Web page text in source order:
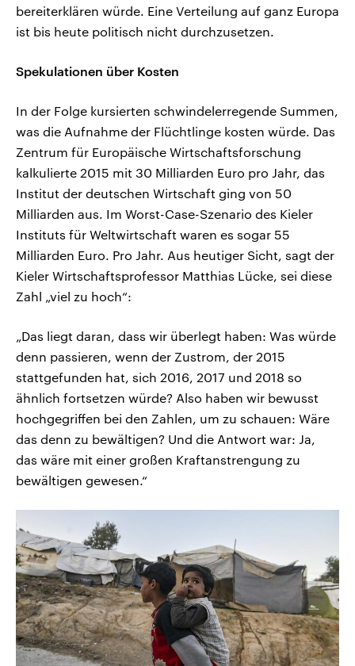
bereiterklären würde. Eine Verteilung auf ganz Europa
ist bis heute politisch nicht durchzusetzen.
Spekulationen über Kosten
In der Folge kursierten schwindelerregende Summen,
was die Aufnahme der Flüchtlinge kosten würde. Das
Zentrum für Europäische Wirtschaftsforschung
kalkulierte 2015 mit 30 Milliarden Euro pro Jahr, das
Institut der deutschen Wirtschaft ging von 50
Milliarden aus. Im Worst-Case-Szenario des Kieler
Instituts für Weltwirtschaft waren es sogar 55
Milliarden Euro. Pro Jahr. Aus heutiger Sicht, sagt der
Kieler Wirtschaftsprofessor Matthias Lücke, sei diese
Zahl „viel zu hoch“:
„Das liegt daran, dass wir überlegt haben: Was würde
denn passieren, wenn der Zustrom, der 2015
stattgefunden hat, sich 2016, 2017 und 2018 so
ähnlich fortsetzen würde? Also haben wir bewusst
hochgegriffen bei den Zahlen, um zu schauen: Wäre
das denn zu bewältigen? Und die Antwort war: Ja,
das wäre mit einer großen Kraftanstrengung zu
bewältigen gewesen.“